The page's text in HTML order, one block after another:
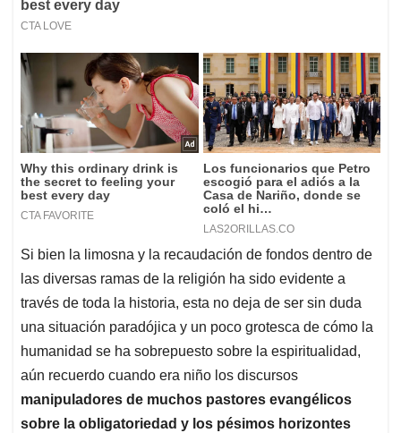
Si bien la limosna y la recaudación de fondos dentro de
las diversas ramas de la religión ha sido evidente a
través de toda la historia, esta no deja de ser sin duda
una situación paradójica y un poco grotesca de cómo la
humanidad se ha sobrepuesto sobre la espiritualidad,
aún recuerdo cuando era niño los discursos
manipuladores de muchos pastores evangélicos
sobre la obligatoriedad y los pésimos horizontes